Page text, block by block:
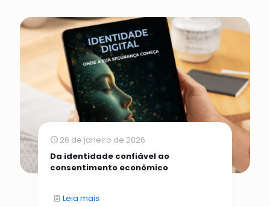
26 de janeiro de 2026
Da identidade confiável ao
consentimento econômico
Leia mais